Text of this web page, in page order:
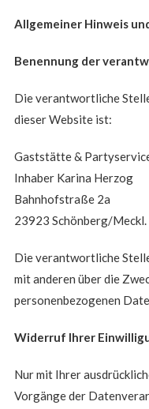
Allgemeiner Hinweis
Benennung der
Die verantwortliche
dieser Website ist:
Gaststätte &
Inhaber Karina Herzog
Bahnhofstraße 2a
23923 Schönberg/Meckl.
Die verantwortliche
mit anderen über die
personenbezogenen
Widerruf Ihrer
Nur mit Ihrer
Vorgänge der